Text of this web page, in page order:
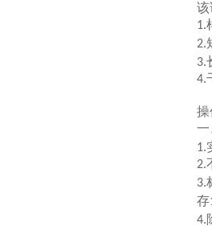
该
1.
2.
3.
4.
操
一
1.
2.
3.
存
4.